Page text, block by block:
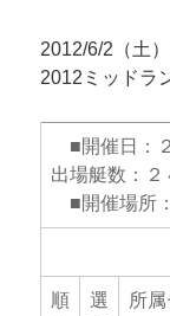
2012/6/2（土）
2012ミッドラ
■開催日：
出場艇数：２
■開催場所
順
選
所